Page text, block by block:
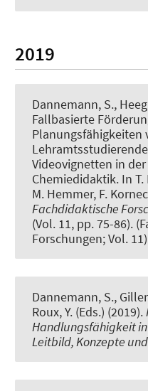
2019
Dannemann, S.,
Fallbasierte
Planungsfähigkeiten
Videovignetten in
Chemiedidaktik. In
M. Hemmer, F.
Fachdidaktische
(Vol. 11, pp. 75-86).
Forschungen; Vol.
Dannemann, S.,
Roux, Y. (Eds.) (2019).
Handlungsfähigkeit
Leitbild, Konzepte